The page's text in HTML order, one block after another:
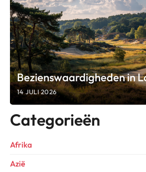
Bezienswaardigheden in
14 JULI 2026
Categorieën
Afrika
Azië